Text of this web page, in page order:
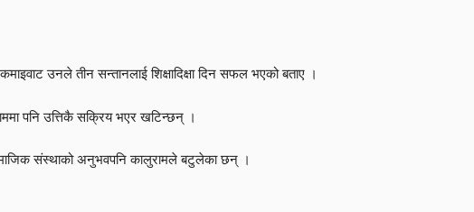
उनले तीन सन्तानलाई शिक्षादिक्षा दिन सफल भएको बताए ।
पनि उत्तिकै सक्रिय भएर खटिन्छन् ।
सामाजिक संस्थाको अनुभवपनि कालुरामले बटुलेका छन् ।